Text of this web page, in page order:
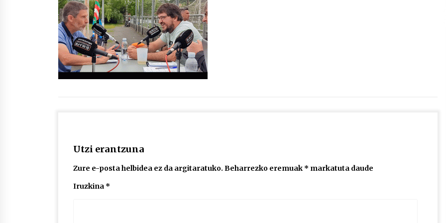
protagonista
2026/07/16
POTTO: San Pedro jaietako bertso-
saioa
2026/07/09
Utzi erantzuna
Zure e-posta helbidea ez da argitaratuko. Beharrezko eremuak * markatuta daude
Iruzkina *